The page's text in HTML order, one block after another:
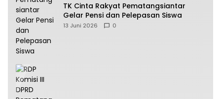
TK Cinta Rakyat Pematangsiantar
Gelar Pensi dan Pelepasan Siswa
13 Juni 2026 0